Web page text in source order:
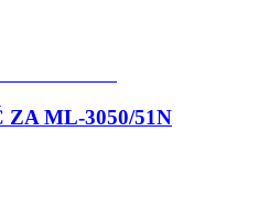
ZA ML-3050/51N